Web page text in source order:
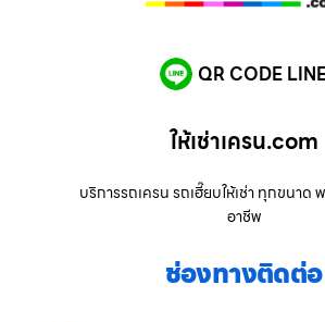
QR CODE
ให้เช่าเครน.com
บริการรถเครน รถเฮี๊ยบให้เช่า ทุกขนา
อาชีพ
ช่องทางติดต่อ